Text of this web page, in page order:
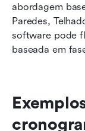
abordagem
Paredes,
software pode
baseada em